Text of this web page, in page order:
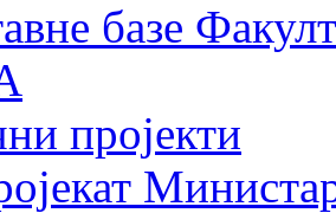
базе
пројекти